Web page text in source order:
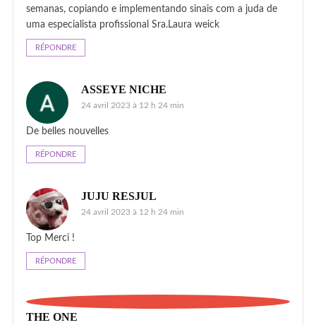
semanas, copiando e implementando sinais com a juda de
uma especialista profissional Sra.Laura weick
RÉPONDRE
ASSEYE NICHE
24 avril 2023 à 12 h 24 min
De belles nouvelles
RÉPONDRE
JUJU RESJUL
24 avril 2023 à 12 h 24 min
Top Merci !
RÉPONDRE
THE ONE